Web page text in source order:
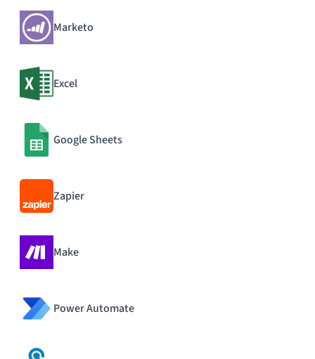
Marketo
Excel
Google Sheets
Zapier
Make
Power Automate